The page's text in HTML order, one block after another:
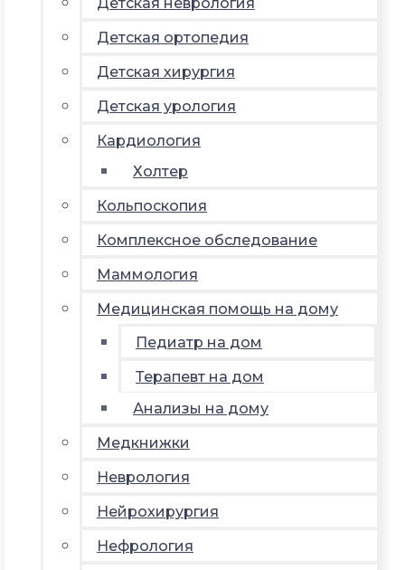
Детская ортопедия
Детская хирургия
Детская урология
Кардиология
Холтер
Кольпоскопия
Комплексное обследование
Маммология
Медицинская помощь на дому
Педиатр на дом
Терапевт на дом
Анализы на дому
Медкнижки
Неврология
Нейрохирургия
Нефрология